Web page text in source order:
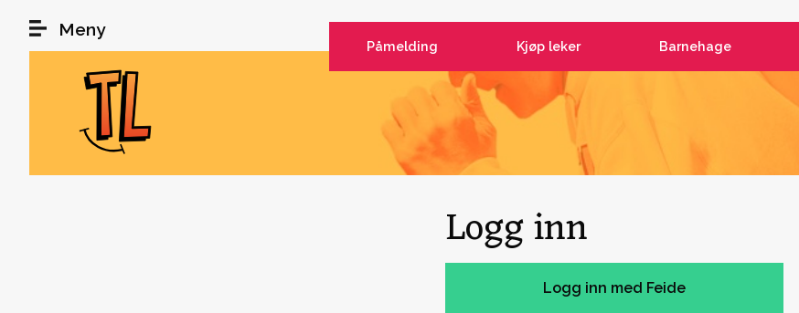
Meny
Påmelding Kjøp leker Barnehage
Logg inn